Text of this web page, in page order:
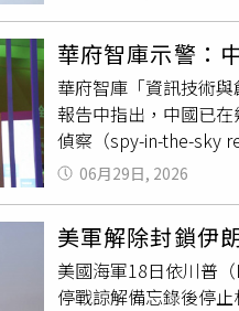
購」範疇，積極開拓
東SOGO致力於打造
分級培訓及逆向導師
等措施，以友善家庭
遠東SOGO召集忠孝
好滋味。（照片提供
推動餐飲教育活動至
過7,500萬人次；透過
健康飲食從競賽走入
全數轉換為「綠食飯
生活倡議及人才永續
有現在的我，它是我
婚喜訊，阿弟獻上祝
再次找到自己的真愛
應該是很多人的前輩
了」。談及經營婚姻
姻不是只有自己，才
也開始接觸臨演工作
朝演藝圈發展，阿弟
做。」更打趣表示，
情不要做就好。」
華府智庫示警：
華府智庫「資訊技術
報告中指出，中國已
偵察（spy-in-the-sky
強而有力的國家支持
「如果美國不能儘快
手。ITIF太空政策分析
緩慢、主要由國有企
示：「大多數商業太
06月29日, 2026
美軍解除封鎖伊
美國海軍18日依川普
停戰諒解備忘錄後停